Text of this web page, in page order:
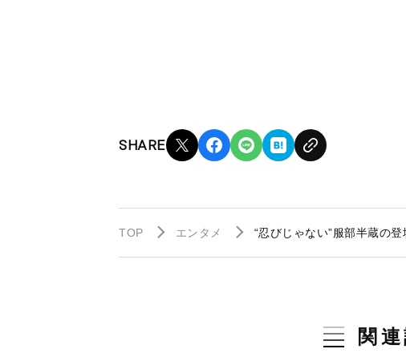
SHARE
TOP エンタメ “忍びじゃない”服部半蔵の
関